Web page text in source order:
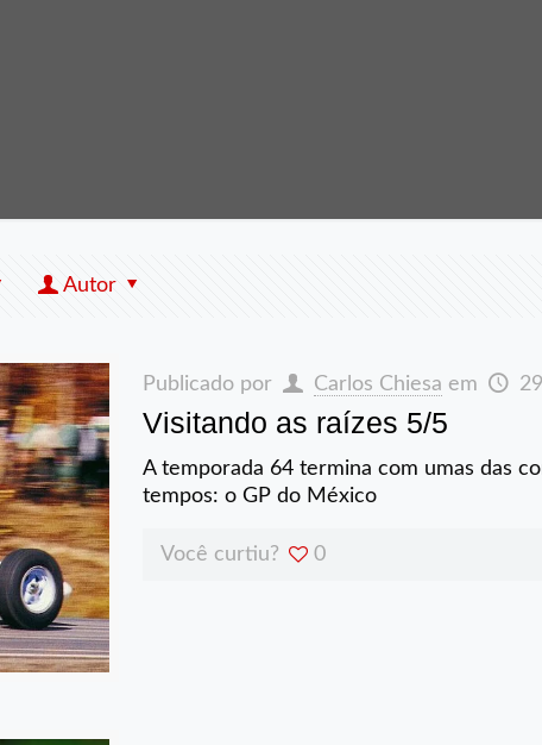
Autor
Publicado por Carlos Chiesa em
Visitando as raízes 5/5
A temporada 64 termina com umas das
tempos: o GP do México
Você curtiu? 0